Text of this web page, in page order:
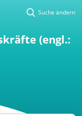
Suche ändern
(engl.: